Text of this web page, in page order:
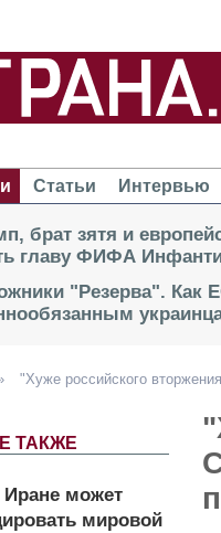
Статьи Интервью
брат зятя и
главу ФИФА
"Резерва". Как
"Хуже российского
ТАКЖЕ
Иране может
мировой